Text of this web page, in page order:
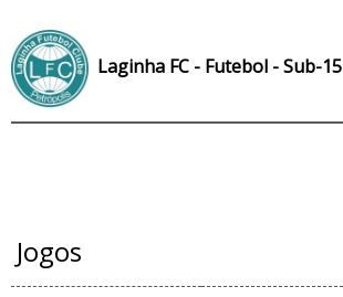
Laginha FC - Futebol - Sub-15
Jogos